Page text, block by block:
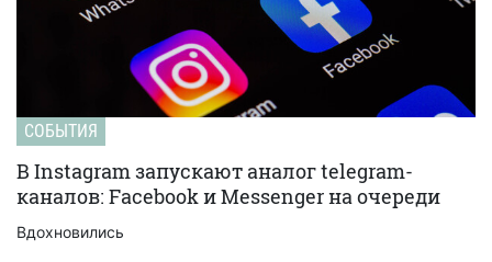
СОБЫТИЯ
В Instagram запускают аналог telegram-
каналов: Facebook и Messenger на очереди
Вдохновились